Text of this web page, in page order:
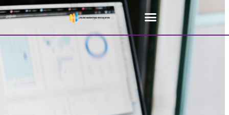
SEO Rijkevorsel #4